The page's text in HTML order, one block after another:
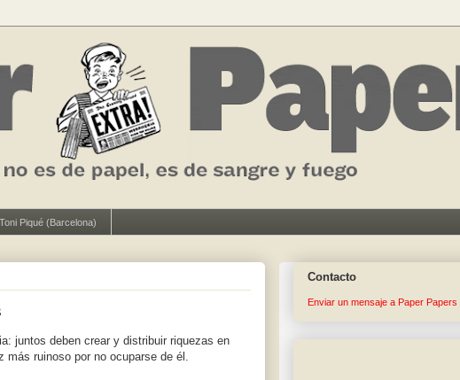
Toni Piqué (Barcelona)
juntos deben crear y distribuir riquezas en
más ruinoso por no ocuparse de él.
Contacto
Enviar un mensaje a Paper Papers